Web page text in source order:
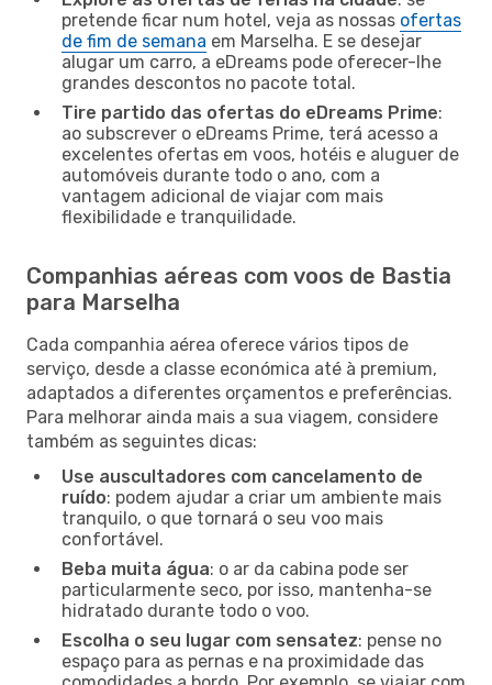
pretende ficar num hotel, veja as nossas ofertas
de fim de semana em Marselha. E se desejar
alugar um carro, a eDreams pode oferecer-lhe
grandes descontos no pacote total.
Tire partido das ofertas do eDreams Prime:
ao subscrever o eDreams Prime, terá acesso a
excelentes ofertas em voos, hotéis e aluguer de
automóveis durante todo o ano, com a
vantagem adicional de viajar com mais
flexibilidade e tranquilidade.
Companhias aéreas com voos de Bastia
para Marselha
Cada companhia aérea oferece vários tipos de
serviço, desde a classe económica até à premium,
adaptados a diferentes orçamentos e preferências.
Para melhorar ainda mais a sua viagem, considere
também as seguintes dicas:
Use auscultadores com cancelamento de
ruído: podem ajudar a criar um ambiente mais
tranquilo, o que tornará o seu voo mais
confortável.
Beba muita água: o ar da cabina pode ser
particularmente seco, por isso, mantenha-se
hidratado durante todo o voo.
Escolha o seu lugar com sensatez: pense no
espaço para as pernas e na proximidade das